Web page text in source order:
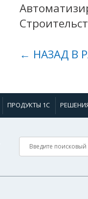
← НАЗАД В
ПРОДУКТЫ 1С